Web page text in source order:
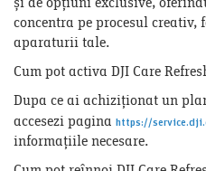
concentra pe procesul
aparaturii tale.
Cum pot activa DJI Care
Dupa ce ai achiziționat un
accesezi pagina https://
informațiile necesare.